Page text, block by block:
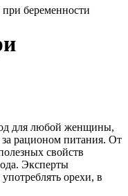
беременности
для любой женщины,
за рационом питания. От
свойств
Эксперты
орехи, в